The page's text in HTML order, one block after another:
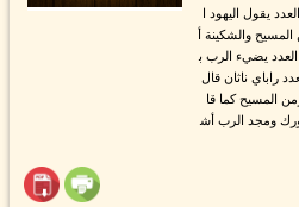
يقول اليهود ا
والشكينة أ
يضيء الرب ب
راباي ناثان قال
المسيح كما قا
ومجد الرب أش